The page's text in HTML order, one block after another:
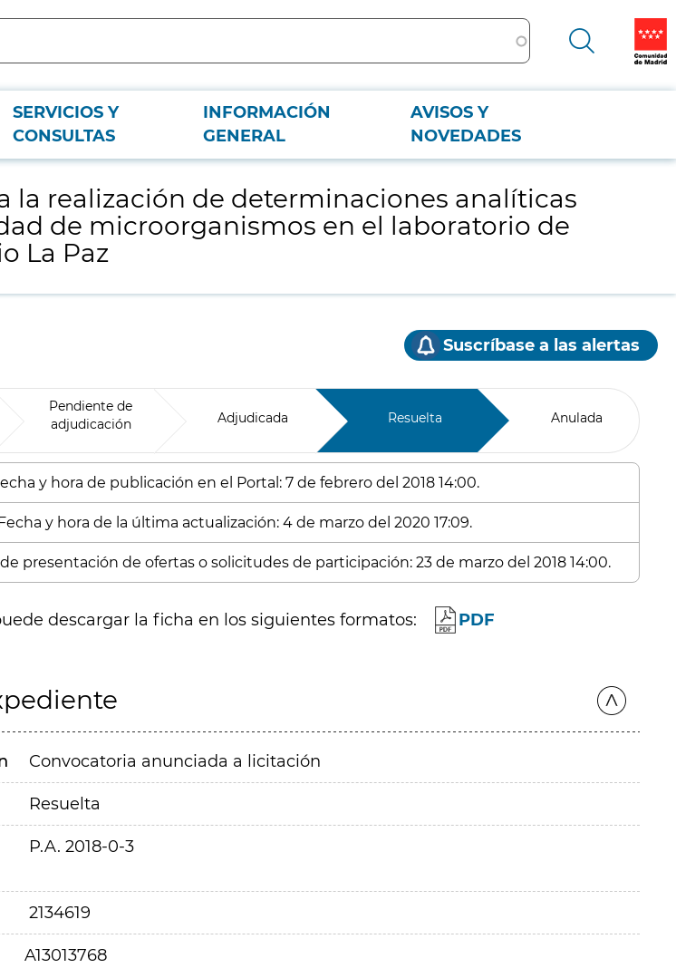
SERVICIOS Y
CONSULTAS
INFORMACIÓN
GENERAL
AVISOS Y
NOVEDADES
fenotípica y sensibilidad de microorganismos en el laboratorio de microbiología del Hospital Universitario La
la realización de determinaciones analíticas
de microorganismos en el laboratorio de
La Paz
Suscríbase a las alertas
Pendiente de
adjudicación
Adjudicada Resuelta Anulada
y hora de publicación en el Portal: 7 de febrero del 2018 14:00.
y hora de la última actualización: 4 de marzo del 2020 17:09.
presentación de ofertas o solicitudes de participación: 23 de marzo del 2018 14:00.
descargar la ficha en los siguientes formatos: PDF
Convocatoria anunciada a licitación
Resuelta
P.A. 2018-0-3
2134619
A13013768